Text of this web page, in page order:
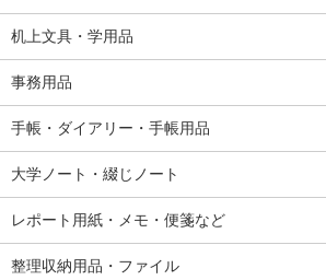
机上文具・学用品
事務用品
手帳・ダイアリー・手帳用品
大学ノート・綴じノート
レポート用紙・メモ・便箋など
整理収納用品・ファイル